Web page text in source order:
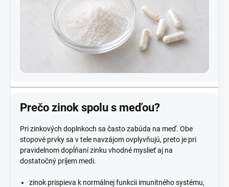
Prečo zinok spolu s meďou?
Pri zinkových doplnkoch sa často zabúda na meď. Obe
stopové prvky sa v tele navzájom ovplyvňujú, preto je pri
pravidelnom dopĺňaní zinku vhodné myslieť aj na
dostatočný príjem medi.
zinok prispieva k normálnej funkcii imunitného systému,